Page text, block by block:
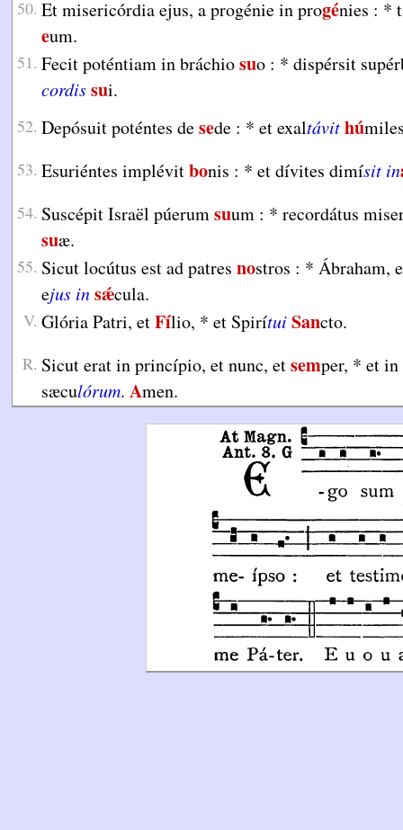
50. Et misericórdia ejus, a progénie in progénies : *
eum.
51. Fecit poténtiam in bráchiosuo : * dispérsit
cordissui.
52. Depósuit poténtes desede : * et exaltávithú
53. Esuriéntes implévitbonis : * et dívites dimísit in
54. Suscépit Israël púerumsuum : * recordátus
suæ.
55. Sicut locútus est ad patres nostros : * Ábraham,
ejus insǽcula.
V. Glória Patri, etFílio, * et SpirítuiSancto.
R. Sicut erat in princípio, et nunc, etsemper, * et
sæculórum. Amen.